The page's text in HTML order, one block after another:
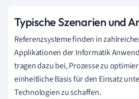
Typische Szenarien und
Referenzsysteme finden in
Applikationen der Informatik
tragen dazu bei, Prozesse zu
einheitliche Basis für den Einsatz
Technologien zu schaffen.